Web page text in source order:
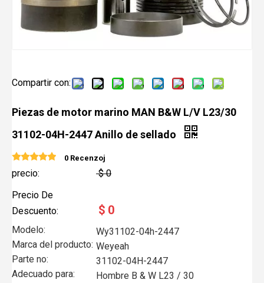
Compartir con:
Piezas de motor marino MAN B&W L/V L23/30
31102-04H-2447 Anillo de sellado
0 Recenzoj
precio: $ 0
Precio De
Descuento:
$ 0
Modelo:
Wy31102-04h-2447
Marca del producto: Weyeah
Parte no:
31102-04H-2447
Adecuado para:
Hombre B & W L23 / 30